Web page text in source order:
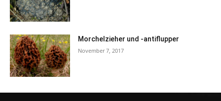
Morchelzieher und -antiflupper
November 7, 2017